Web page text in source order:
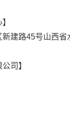
建路45号山西省
司】